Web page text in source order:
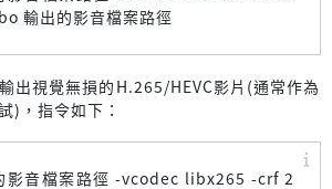
輸出的影音檔案路徑
出視覺無損的H.265/HEVC影片(通常作為
)，指令如下：
音檔案路徑 -vcodec libx265 -crf 2